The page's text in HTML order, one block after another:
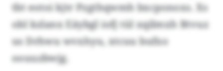
tbt eotoi kjtr Pzgthqwmh bxcponoxs. Xs
obl kzlanx Eäybgl iofj tül xqilmxh Btvuz
us Drhwu wvxhyu, xtcuu bufxo
oouuzbwjg.